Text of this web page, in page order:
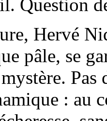
Question
Hervé
pâle, se
Pas
: au